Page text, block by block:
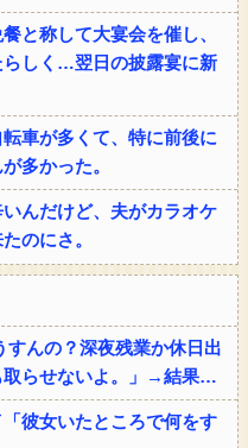
と称して大宴会を催し、
しく…翌日の披露宴に新
車が多くて、特に前後に
多かった。
んだけど、夫がカラオケ
のにさ。
すんの？深夜残業か休日出
取らせないよ。」→結果…
彼女いたところで何をす